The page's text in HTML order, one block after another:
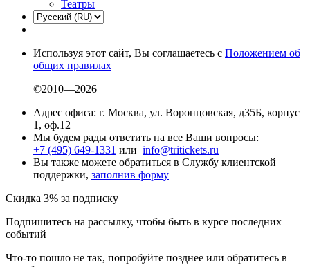
Театры
Используя этот сайт, Вы соглашаетесь с Положением об
общих правилах
©2010—2026
Адрес офиса: г. Москва, ул. Воронцовская, д35Б, корпус
1, оф.12
Мы будем рады ответить на все Ваши вопросы:
+7 (495) 649-1331 или info@tritickets.ru
Вы также можете обратиться в Службу клиентской
поддержки, заполнив форму
Скидка 3% за подписку
Подпишитесь на рассылку, чтобы быть в курсе последних
событий
Что-то пошло не так, попробуйте позднее или обратитесь в